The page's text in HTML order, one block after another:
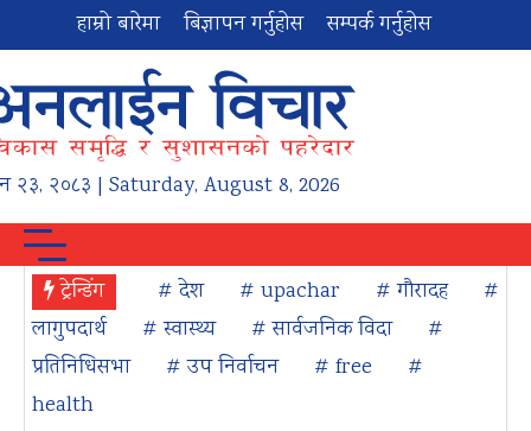
हाम्रो बारेमा बिज्ञापन गर्नुहोस सम्पर्क गर्नुहोस
२३, २०८३ | Saturday, August 8, 2026
ट्रेन्डिंग # देश # upachar # गौरादह
#
लागुपदार्थ
# स्वास्थ्य # सार्वजनिक विदा
#
प्रतिनिधिसभा
# उप निर्वाचन # free
#
health